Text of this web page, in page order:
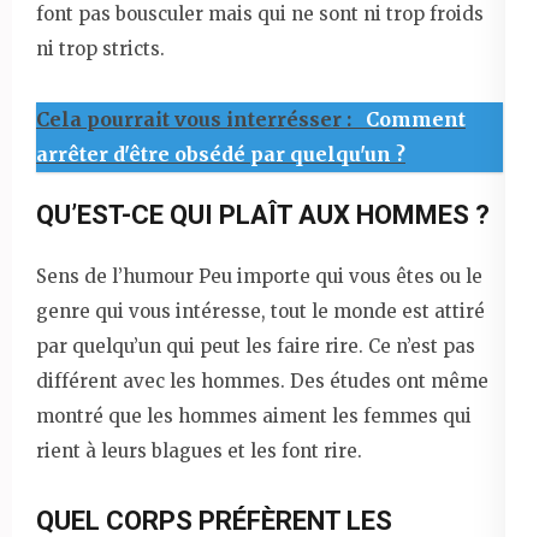
font pas bousculer mais qui ne sont ni trop froids
ni trop stricts.
Cela pourrait vous interrésser :
Comment
arrêter d'être obsédé par quelqu'un ?
QU’EST-CE QUI PLAÎT AUX HOMMES ?
Sens de l’humour Peu importe qui vous êtes ou le
genre qui vous intéresse, tout le monde est attiré
par quelqu’un qui peut les faire rire. Ce n’est pas
différent avec les hommes. Des études ont même
montré que les hommes aiment les femmes qui
rient à leurs blagues et les font rire.
QUEL CORPS PRÉFÈRENT LES